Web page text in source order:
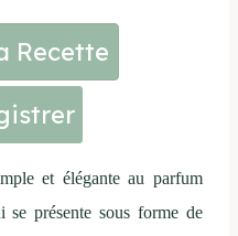
Recette
et élégante au parfum
présente sous forme de